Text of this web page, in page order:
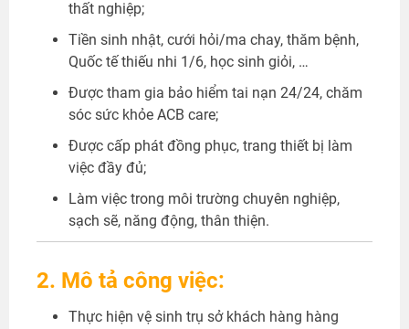
thất nghiệp;
Tiền sinh nhật, cưới hỏi/ma chay, thăm bệnh,
Quốc tế thiếu nhi 1/6, học sinh giỏi, …
Được tham gia bảo hiểm tai nạn 24/24, chăm
sóc sức khỏe ACB care;
Được cấp phát đồng phục, trang thiết bị làm
việc đầy đủ;
Làm việc trong môi trường chuyên nghiệp,
sạch sẽ, năng động, thân thiện.
2. Mô tả công việc:
Thực hiện vệ sinh trụ sở khách hàng hàng